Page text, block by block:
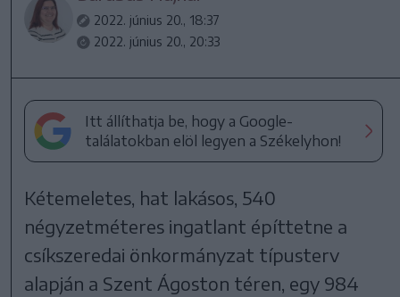
2022. június 20., 18:37
2022. június 20., 20:33
Itt állíthatja be, hogy a Google-
találatokban elöl legyen a Székelyhon!
Kétemeletes, hat lakásos, 540
négyzetméteres ingatlant építtetne a
csíkszeredai önkormányzat típusterv
alapján a Szent Ágoston téren, egy 984